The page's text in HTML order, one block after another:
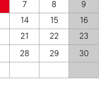
7 8
9
14 15
16
21 22
23
28 29
30